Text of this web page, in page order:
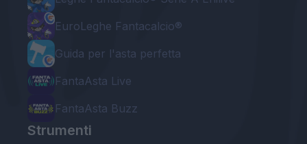
EuroLeghe Fantacalcio®
Guida per l'asta perfetta
FantaAsta Live
FantaAsta Buzz
Strumenti